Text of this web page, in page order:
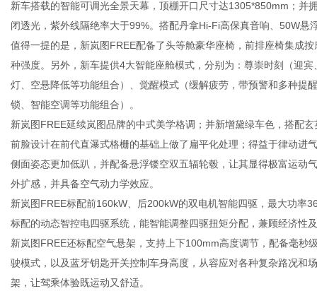
新车搭载的智能可调光全景天幕，顶棚开口尺寸达1305*850mm；并
闭透光，紫外线隔绝率大于99%。搭配丹拿Hi-Fi高保真音响、50W
值得一提的是，新岚图FREE配备了头等舱豪华座椅，前排座椅集成
种强度。另外，新车提供4大智能座舱模式，分别为：尊崇时刻（迎
灯、空悬降低等功能组合）、觉醒模式（缓解疲劳，带预警和多种提
锁、智能空调等功能组合）。
新岚图FREE延续岚图品牌的中式美学格调；并新增黛绿车色，搭配
前脸设计在前代直瀑式格栅的基础上做了扁平化处理；得益于律动进
侧面姿态更加低趴，并配备悬浮镂空双五辐轮毂，让其显得极富运动
外扩感，并具备空气动力学效应。
新岚图FREE标配前160kW、后200kW的双电机智能四驱，最大功率
标配的动态智控电四驱系统，能智能调整四驱扭矩分配，兼顾经济性
新岚图FREE还标配空气悬架，支持上下100mm高度调节，配备毫
驶模式，以及蓝牙钥匙开关控制车身高度，从容应对各种复杂路况和
架，让驾乘体验既运动又舒适。